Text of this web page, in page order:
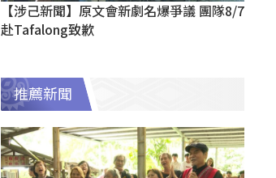
【涉己新聞】原文會新劇名爆爭議 團隊8/7
赴Tafalong致歉
推薦新聞